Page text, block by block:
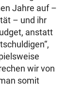
Jahre auf –
– und ihr
anstatt
wir von
somit